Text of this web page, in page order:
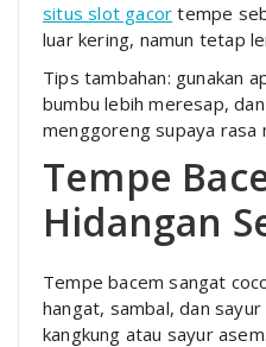
situs slot gacor tempe
luar kering, namun tetap
Tips tambahan: gunakan
bumbu lebih meresap,
menggoreng supaya rasa
Tempe
Hidangan
Tempe bacem sangat
hangat, sambal, dan
kangkung atau sayur